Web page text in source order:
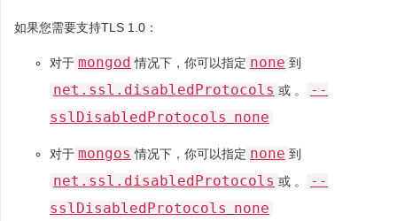
如果您需要支持TLS 1.0：
对于 mongod 情况下，你可以指定 none 到
net.ssl.disabledProtocols 或 。
--
sslDisabledProtocols none
对于 mongos 情况下，你可以指定 none 到
net.ssl.disabledProtocols 或 。
--
sslDisabledProtocols none